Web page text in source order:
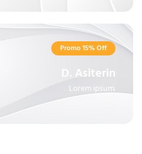
Promo 15% Off
D. Asiterin
Lorem ipsum.